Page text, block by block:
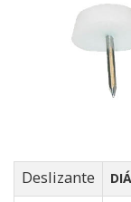
Deslizante